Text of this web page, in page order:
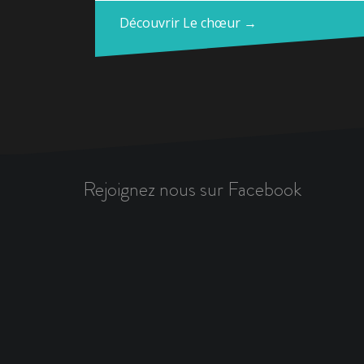
Découvrir Le chœur →
Rejoignez nous sur Facebook